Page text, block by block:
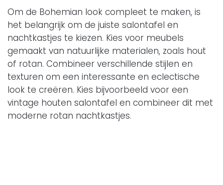
Om de Bohemian look compleet te maken, is
het belangrijk om de juiste salontafel en
nachtkastjes te kiezen. Kies voor meubels
gemaakt van natuurlijke materialen, zoals hout
of rotan. Combineer verschillende stijlen en
texturen om een interessante en eclectische
look te creëren. Kies bijvoorbeeld voor een
vintage houten salontafel en combineer dit met
moderne rotan nachtkastjes.